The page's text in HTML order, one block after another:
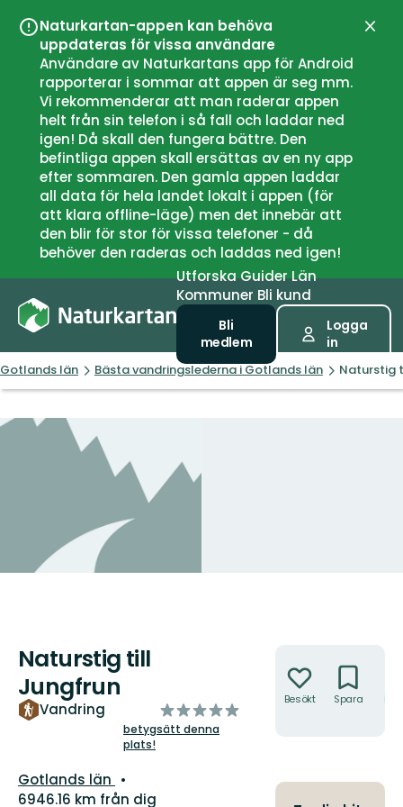
Naturkartan-appen kan behöva
uppdateras för vissa användare
Användare av Naturkartans app för Android
rapporterar i sommar att appen är seg mm.
Vi rekommenderar att man raderar appen
helt från sin telefon i så fall och laddar ned
igen! Då skall den fungera bättre. Den
befintliga appen skall ersättas av en ny app
efter sommaren. Den gamla appen laddar
all data för hela landet lokalt i appen (för
att klara offline-läge) men det innebär att
den blir för stor för vissa telefoner - då
behöver den raderas och laddas ned igen!
UtforskaGuiderLän
Kommuner Bli kund
Bli
medlem
Logga
in
Gotlands län Bästa vandringslederna i Gotlands län Naturstig
Naturstig till
Jungfrun
Vandring
av
5
betygsätt denna
plats!
Län:
Gotlands län
6946.16 km från dig
Besökt Spara